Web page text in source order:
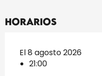
Horarios
El 8 agosto 2026
21:00